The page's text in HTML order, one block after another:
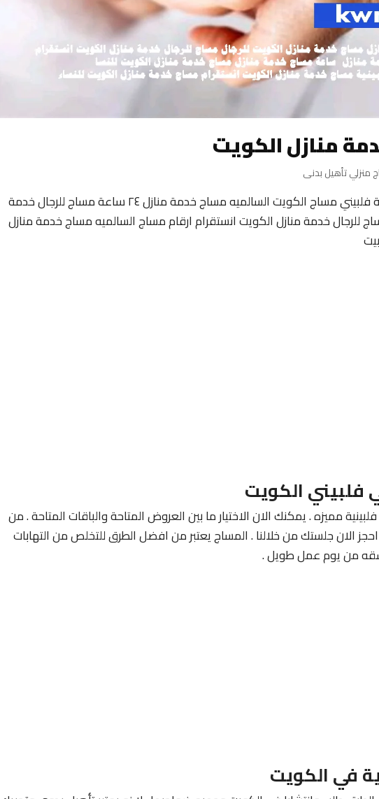
منازل الكويت
منزلي تأهيل بدنى
مساج منزلى الكويت 24 ساعة فلبيني مساج الكويت السالميه مساج خدمة منازل ٢٤ ساعة مساج للرجال خدمة
للرجال خدمة منازل الكويت انستقرام ارقام مساج السالميه مساج خدمة منازل
فلبيني الكويت
مميزه . يمكنك الان الاختيار ما بين العروض المتاحة والباقات المتاحة . من
الان جلستك من خلالنا . المساج يعتبر من افضل الطرق للتخلص من التهابات
من يوم عمل طويل .
في الكويت